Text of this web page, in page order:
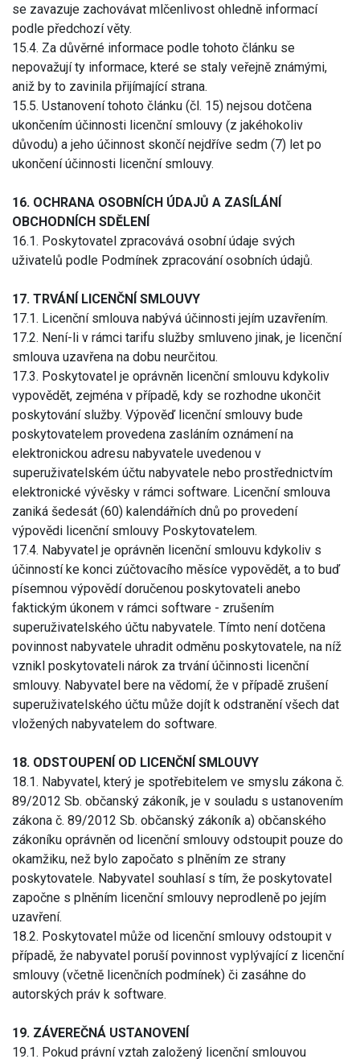
se zavazuje zachovávat mlčenlivost ohledně informací
podle předchozí věty.
15.4. Za důvěrné informace podle tohoto článku se
nepovažují ty informace, které se staly veřejně známými,
aniž by to zavinila přijímající strana.
15.5. Ustanovení tohoto článku (čl. 15) nejsou dotčena
ukončením účinnosti licenční smlouvy (z jakéhokoliv
důvodu) a jeho účinnost skončí nejdříve sedm (7) let po
ukončení účinnosti licenční smlouvy.
16. OCHRANA OSOBNÍCH ÚDAJŮ A ZASÍLÁNÍ
OBCHODNÍCH SDĚLENÍ
16.1. Poskytovatel zpracovává osobní údaje svých
uživatelů podle Podmínek zpracování osobních údajů.
17. TRVÁNÍ LICENČNÍ SMLOUVY
17.1. Licenční smlouva nabývá účinnosti jejím uzavřením.
17.2. Není-li v rámci tarifu služby smluveno jinak, je licenční
smlouva uzavřena na dobu neurčitou.
17.3. Poskytovatel je oprávněn licenční smlouvu kdykoliv
vypovědět, zejména v případě, kdy se rozhodne ukončit
poskytování služby. Výpověď licenční smlouvy bude
poskytovatelem provedena zasláním oznámení na
elektronickou adresu nabyvatele uvedenou v
superuživatelském účtu nabyvatele nebo prostřednictvím
elektronické vývěsky v rámci software. Licenční smlouva
zaniká šedesát (60) kalendářních dnů po provedení
výpovědi licenční smlouvy Poskytovatelem.
17.4. Nabyvatel je oprávněn licenční smlouvu kdykoliv s
účinností ke konci zúčtovacího měsíce vypovědět, a to buď
písemnou výpovědí doručenou poskytovateli anebo
faktickým úkonem v rámci software - zrušením
superuživatelského účtu nabyvatele. Tímto není dotčena
povinnost nabyvatele uhradit odměnu poskytovatele, na níž
vznikl poskytovateli nárok za trvání účinnosti licenční
smlouvy. Nabyvatel bere na vědomí, že v případě zrušení
superuživatelského účtu může dojít k odstranění všech dat
vložených nabyvatelem do software.
18. ODSTOUPENÍ OD LICENČNÍ SMLOUVY
18.1. Nabyvatel, který je spotřebitelem ve smyslu zákona č.
89/2012 Sb. občanský zákoník, je v souladu s ustanovením
zákona č. 89/2012 Sb. občanský zákoník a) občanského
zákoníku oprávněn od licenční smlouvy odstoupit pouze do
okamžiku, než bylo započato s plněním ze strany
poskytovatele. Nabyvatel souhlasí s tím, že poskytovatel
započne s plněním licenční smlouvy neprodleně po jejím
uzavření.
18.2. Poskytovatel může od licenční smlouvy odstoupit v
případě, že nabyvatel poruší povinnost vyplývající z licenční
smlouvy (včetně licenčních podmínek) či zasáhne do
autorských práv k software.
19. ZÁVEREČNÁ USTANOVENÍ
19.1. Pokud právní vztah založený licenční smlouvou